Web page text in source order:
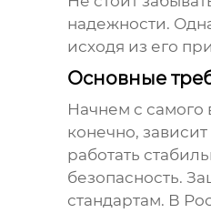
надежности.
исходя из его
Основные
Начнем с самого
конечно,
работать
безопасность.
стандартам. В